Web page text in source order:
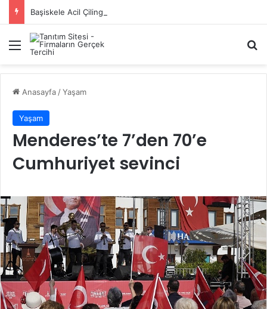
Başiskele Acil Çilingir Hizmeti İçin Doğru Adres Neresi?
Menü
Anasayfa /Yaşam
Yaşam
Menderes’te 7’den 70’e
Cumhuriyet sevinci